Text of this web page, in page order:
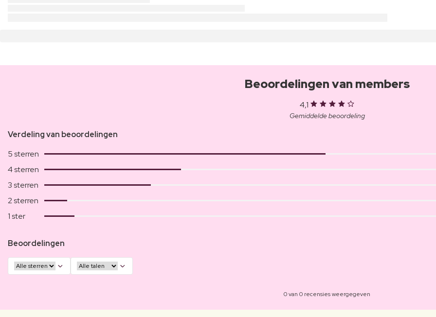
Beoordelingen van members
4,1
Gemiddelde beoordeling
Verdeling van beoordelingen
5 sterren
4 sterren
3 sterren
2 sterren
1 ster
Beoordelingen
0 van 0 recensies weergegeven